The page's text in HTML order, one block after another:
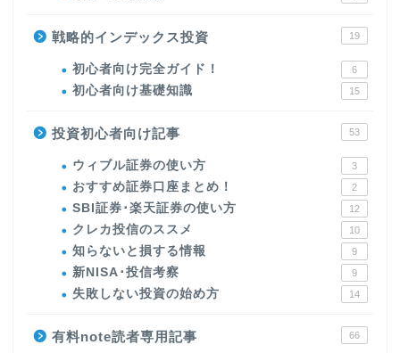
戦略的インデックス投資 19
初心者向け完全ガイド！ 6
初心者向け基礎知識 15
投資初心者向け記事 53
ウィブル証券の使い方 3
おすすめ証券口座まとめ！ 2
SBI証券･楽天証券の使い方 12
クレカ投信のススメ 10
知らないと損する情報 9
新NISA･投信考察 9
失敗しない投資の始め方 14
有料note読者専用記事 66